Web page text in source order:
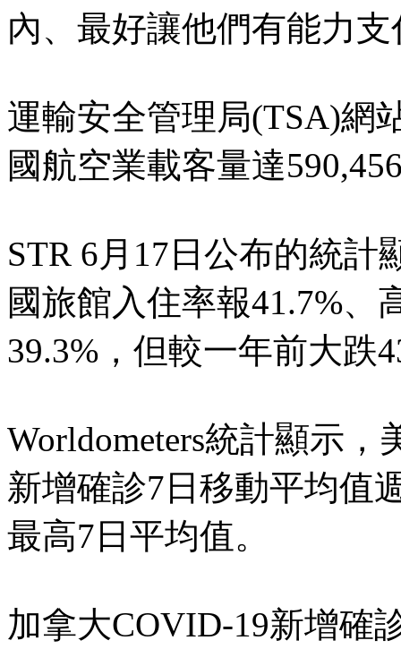
內、最好讓他們有能力
運輸安全管理局(TSA)網
國航空業載客量達
STR 6月17日公布的統計
國旅館入住率報41.7%、
39.3%，但較一年前大跌
Worldometers統計顯示
新增確診7日移動平均值
最高7日平均值。
加拿大COVID-19新增確